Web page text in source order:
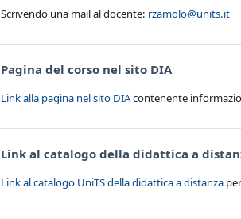
Scrivendo una mail al docente: rzamolo@units.it
Pagina del corso nel sito DIAURL
Link alla pagina nel sito DIAcontenente
Link al catalogo della didattica a
Link al catalogo UniTS della didattica a distanza